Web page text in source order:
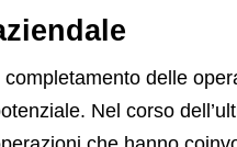
completamento delle
Nel corso